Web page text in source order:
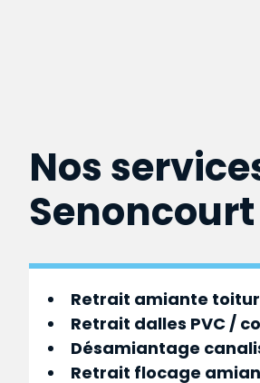
Nos
Senoncourt
Retrait amiante
Retrait dalles PVC /
Désamiantage
Retrait flocage